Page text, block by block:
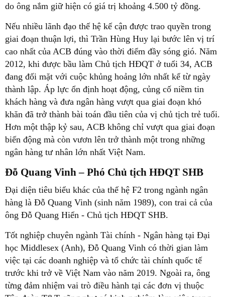
do ông nắm giữ hiện có giá trị khoảng 4.500 tỷ đồng.
Nếu nhiều lãnh đạo thế hệ kế cận được trao quyền trong
giai đoạn thuận lợi, thì Trần Hùng Huy lại bước lên vị trí
cao nhất của ACB đúng vào thời điểm đầy sóng gió. Năm
2012, khi được bầu làm Chủ tịch HĐQT ở tuổi 34, ACB
đang đối mặt với cuộc khủng hoảng lớn nhất kể từ ngày
thành lập. Áp lực ổn định hoạt động, củng cố niềm tin
khách hàng và đưa ngân hàng vượt qua giai đoạn khó
khăn đã trở thành bài toán đầu tiên của vị chủ tịch trẻ tuổi.
Hơn một thập kỷ sau, ACB không chỉ vượt qua giai đoạn
biến động mà còn vươn lên trở thành một trong những
ngân hàng tư nhân lớn nhất Việt Nam.
Đỗ Quang Vinh – Phó Chủ tịch HĐQT SHB
Đại diện tiêu biểu khác của thế hệ F2 trong ngành ngân
hàng là Đỗ Quang Vinh (sinh năm 1989), con trai cả của
ông Đỗ Quang Hiển - Chủ tịch HĐQT SHB.
Tốt nghiệp chuyên ngành Tài chính - Ngân hàng tại Đại
học Middlesex (Anh), Đỗ Quang Vinh có thời gian làm
việc tại các doanh nghiệp và tổ chức tài chính quốc tế
trước khi trở về Việt Nam vào năm 2019. Ngoài ra, ông
từng đảm nhiệm vai trò điều hành tại các đơn vị thuộc